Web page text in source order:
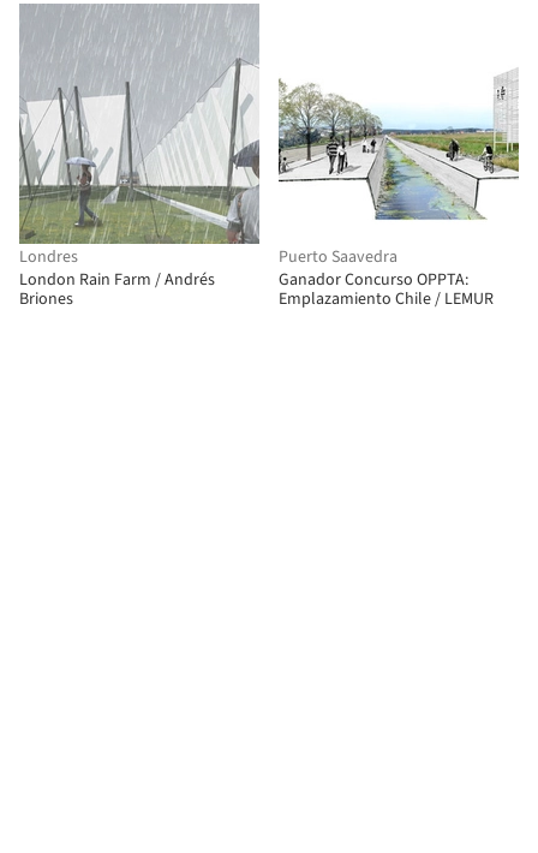
Fernandez Architects
Londres
London Rain Farm / Andrés
Briones
Puerto Saavedra
Ganador Concurso OPPTA:
Emplazamiento Chile / LEMUR